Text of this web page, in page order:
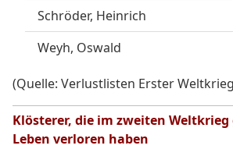
Schröder, Heinrich
Weyh, Oswald
(Quelle: Verlustlisten Erster
Klösterer, die im zweiten
Leben verloren haben